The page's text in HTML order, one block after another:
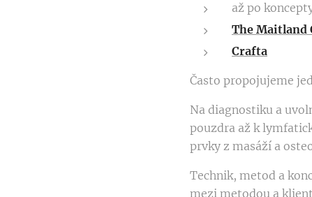
až po
The Maitland
Crafta
Často propojujeme
Na diagnostiku a
pouzdra až k
prvky z masáží a
Technik, metod a
mezi metodou a